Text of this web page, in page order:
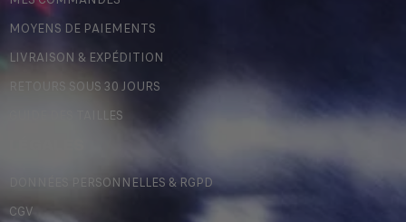
MOYENS DE PAIEMENTS
LIVRAISON & EXPÉDITION
RETOURS SOUS 30 JOURS
GUIDE DES TAILLES
DONNÉES PERSONNELLES & RGPD
CGV